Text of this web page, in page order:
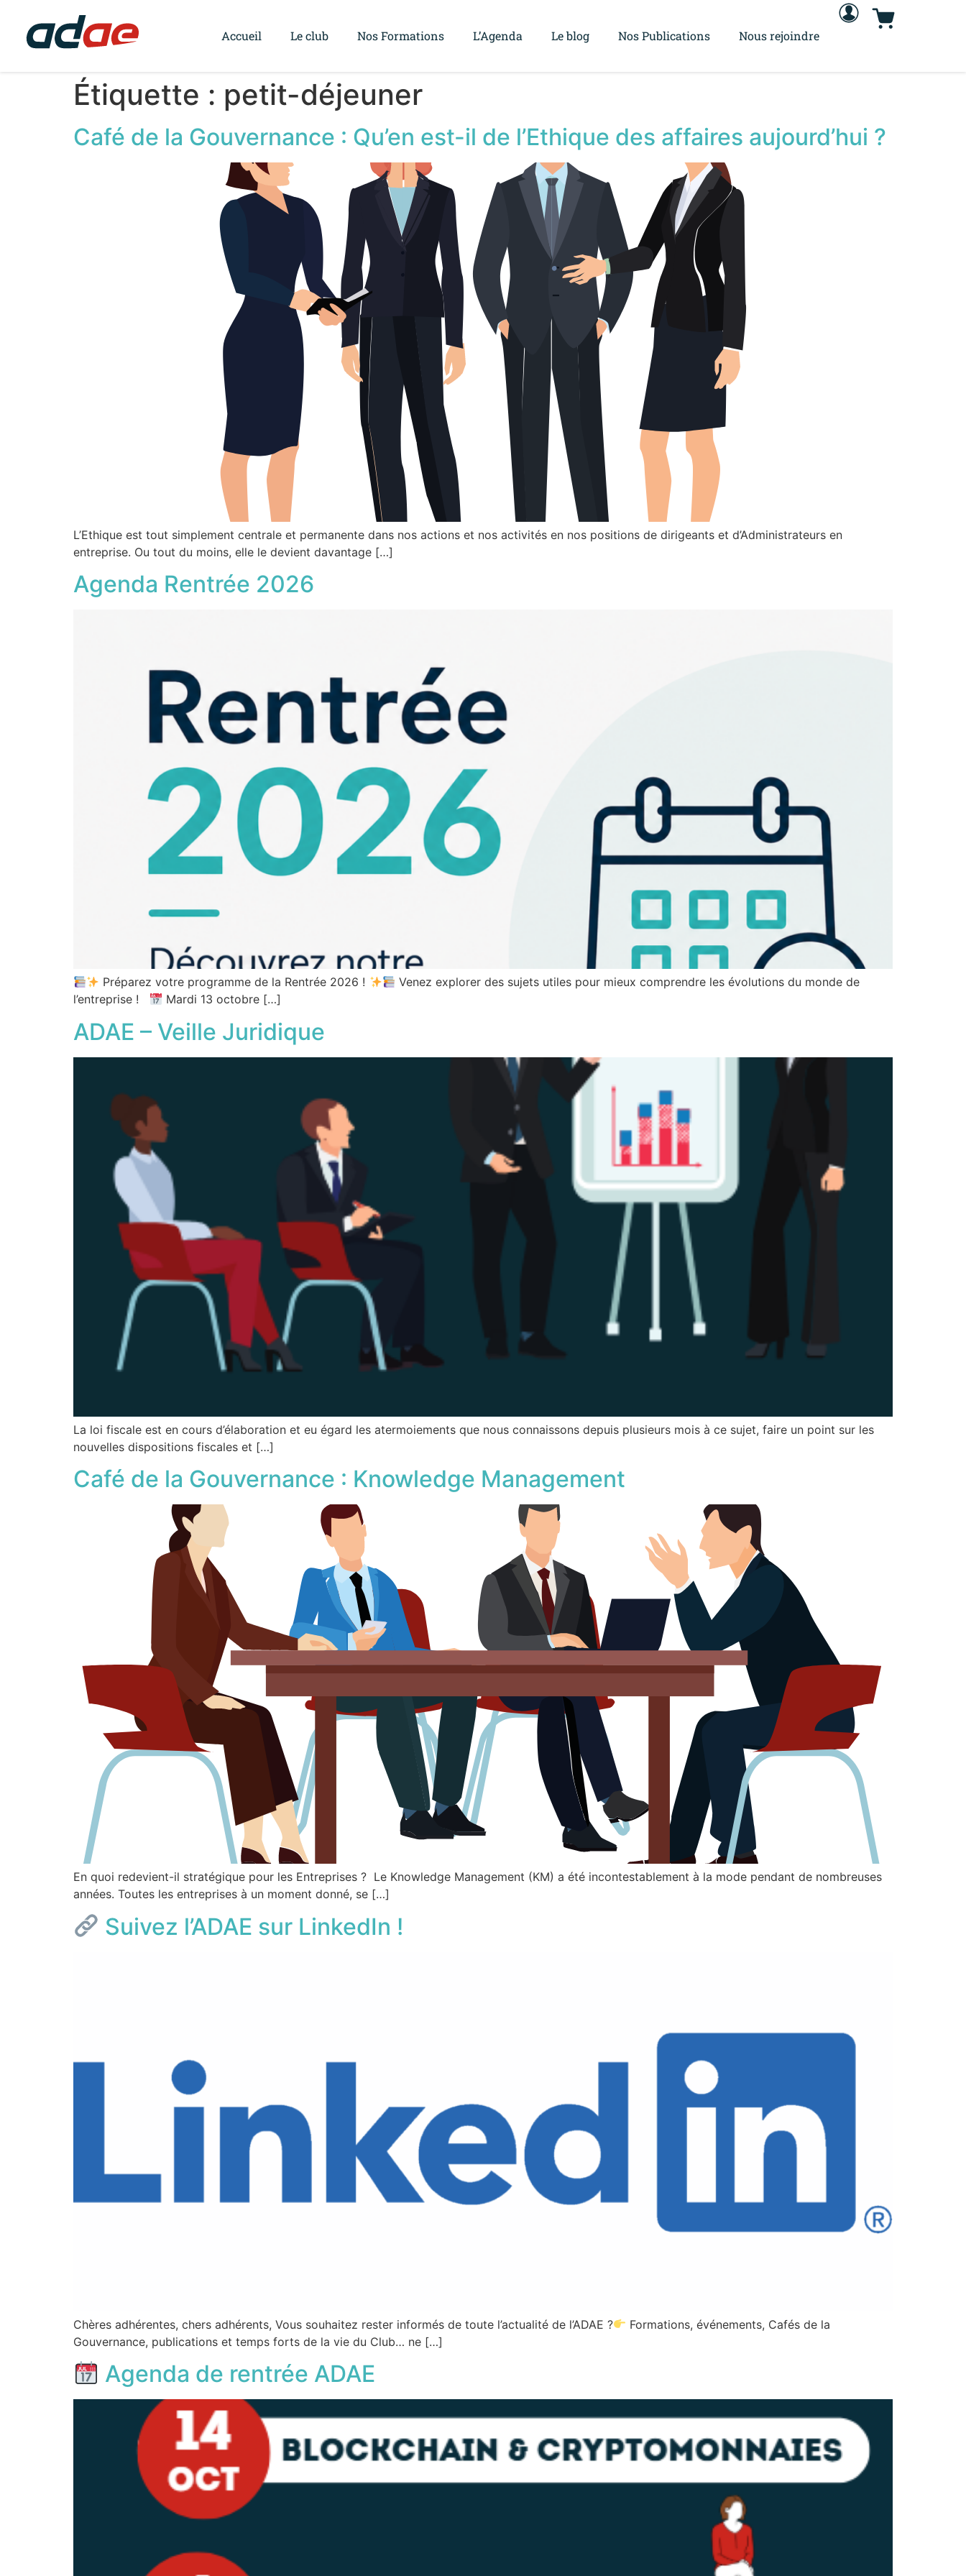
Accueil Le club Nos Formations L’Agenda Le blog Nos Publications Nous rejoindre
Étiquette : petit-déjeuner
Café de la Gouvernance : Qu’en est-il de l’Ethique des affaires aujourd’hui ?
L’Ethique est tout simplement centrale et permanente dans nos actions et nos activités en nos positions de dirigeants et d’Administrateurs en
entreprise. Ou tout du moins, elle le devient davantage […]
Agenda Rentrée 2026
Préparez votre programme de la Rentrée 2026 !
Venez explorer des sujets utiles pour mieux comprendre les évolutions du monde de
l’entreprise !
Mardi 13 octobre […]
ADAE – Veille Juridique
La loi fiscale est en cours d’élaboration et eu égard les atermoiements que nous connaissons depuis plusieurs mois à ce sujet, faire un point sur les
nouvelles dispositions fiscales et […]
Café de la Gouvernance : Knowledge Management
En quoi redevient-il stratégique pour les Entreprises ? Le Knowledge Management (KM) a été incontestablement à la mode pendant de nombreuses
années. Toutes les entreprises à un moment donné, se […]
Suivez l’ADAE sur LinkedIn !
Chères adhérentes, chers adhérents, Vous souhaitez rester informés de toute l’actualité de l’ADAE ?
Formations, événements, Cafés de la
Gouvernance, publications et temps forts de la vie du Club… ne […]
Agenda de rentrée ADAE